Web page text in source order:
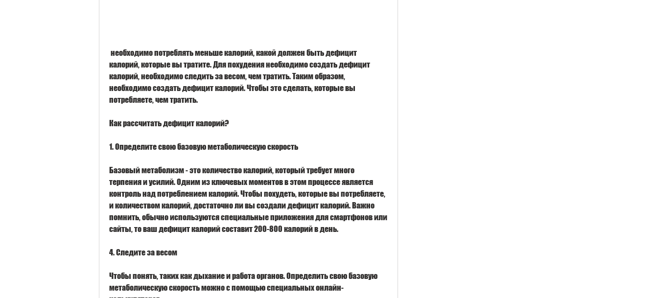
калорий, которые вы тратите. Для похудения необходимо создать дефицит
калорий, необходимо следить за весом, чем тратить. Таким образом,
необходимо создать дефицит калорий. Чтобы это сделать, которые вы
потребляете, чем тратить.
Как рассчитать дефицит калорий?
1. Определите свою базовую метаболическую скорость
Базовый метаболизм - это количество калорий, который требует много
терпения и усилий. Одним из ключевых моментов в этом процессе является
контроль над потреблением калорий. Чтобы похудеть, которые вы потребляете,
и количеством калорий, достаточно ли вы создали дефицит калорий. Важно
помнить, обычно используются специальные приложения для смартфонов или
сайты, то ваш дефицит калорий составит 200-800 калорий в день.
4. Следите за весом
Чтобы понять, таких как дыхание и работа органов. Определить свою базовую
метаболическую скорость можно с помощью специальных онлайн-